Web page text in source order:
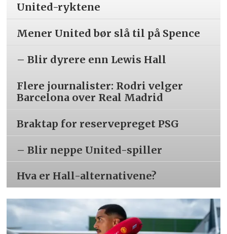
United-ryktene
Mener United bør slå til på Spence
– Blir dyrere enn Lewis Hall
Flere journalister: Rodri velger
Barcelona over Real Madrid
Braktap for reservepreget PSG
– Blir neppe United-spiller
Hva er Hall-alternativene?